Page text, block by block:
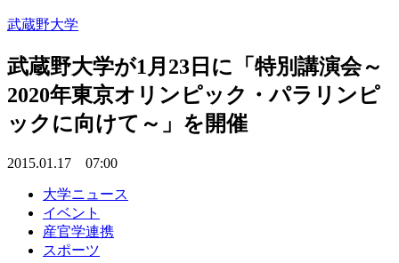
武蔵野大学
武蔵野大学が1月23日に「特別講演会～
2020年東京オリンピック・パラリンピ
ックに向けて～」を開催
2015.01.17 07:00
大学ニュース
イベント
産官学連携
スポーツ